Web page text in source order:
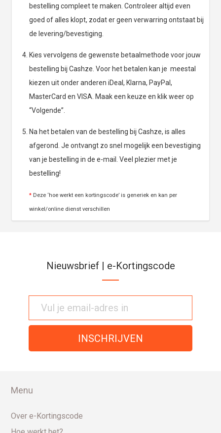
bestelling compleet te maken. Controleer altijd even
goed of alles klopt, zodat er geen verwarring ontstaat bij
de levering/bevestiging.
Kies vervolgens de gewenste betaalmethode voor jouw
bestelling bij Cashze. Voor het betalen kan je meestal
kiezen uit onder anderen iDeal, Klarna, PayPal,
MasterCard en VISA. Maak een keuze en klik weer op
“Volgende”.
Na het betalen van de bestelling bij Cashze, is alles
afgerond. Je ontvangt zo snel mogelijk een bevestiging
van je bestelling in de e-mail. Veel plezier met je
bestelling!
* Deze ‘hoe werkt een kortingscode’ is generiek en kan per
winkel/online dienst verschillen
Nieuwsbrief | e-Kortingscode
Menu
Over e-Kortingscode